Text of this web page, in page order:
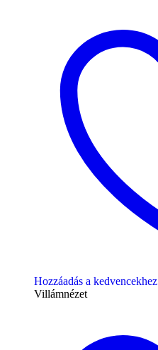
Hozzáadás a kedvencekhez
Villámnézet